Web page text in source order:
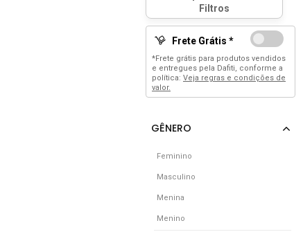
Frete Grátis *
*Frete grátis para produtos vendidos
e entregues pela Dafiti, conforme a
política: Veja regras e condições de
valor.
Feminino
Masculino
Menina
Menino